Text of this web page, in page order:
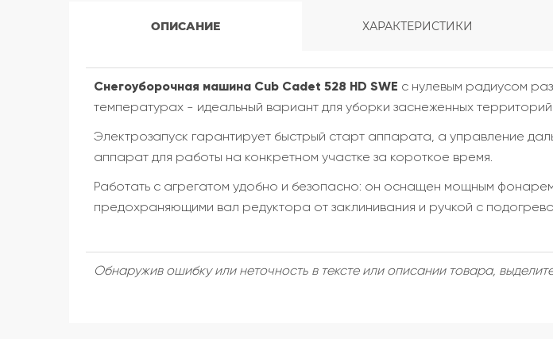
ОПИСАНИЕ ХАРАКТЕРИСТИКИ
Снегоуборочная машина Cub Cadet 528 HD SWE с нулевым радиусом
температурах - идеальный вариант для уборки заснеженных
Электрозапуск гарантирует быстрый старт аппарата, а управление
аппарат для работы на конкретном участке за короткое время.
Работать с агрегатом удобно и безопасно: он оснащен мощным
предохраняющими вал редуктора от заклинивания и ручкой с
Обнаружив ошибку или неточность в тексте или описании товара,